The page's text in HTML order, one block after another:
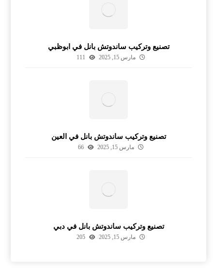
تصنيع وتركيب ساندوتش بانل في ابوظبي
مارس 15, 2025 111
تصنيع وتركيب ساندوتش بانل في العين
مارس 15, 2025 66
تصنيع وتركيب ساندوتش بانل في دبي
مارس 15, 2025 205